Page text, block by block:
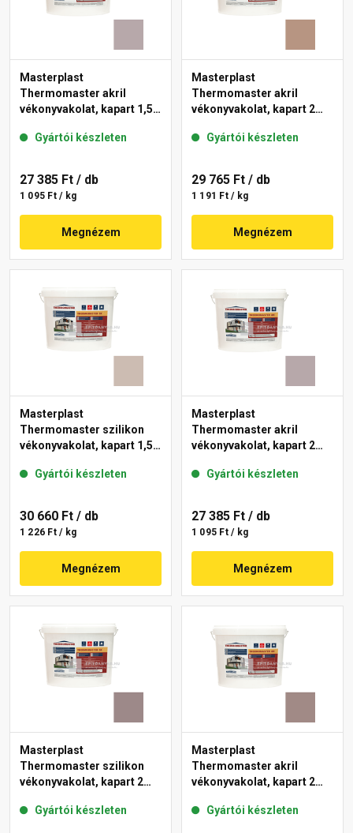
Masterplast
Thermomaster akril
vékonyvakolat, kapart 1,5
Gyártói készleten
27 385 Ft / db
1 095 Ft / kg
Megnézem
Masterplast
Thermomaster akril
vékonyvakolat, kapart 2
Gyártói készleten
29 765 Ft / db
1 191 Ft / kg
Megnézem
Masterplast
Thermomaster szilikon
vékonyvakolat, kapart 1,5
Gyártói készleten
30 660 Ft / db
1 226 Ft / kg
Megnézem
Masterplast
Thermomaster akril
vékonyvakolat, kapart 2
Gyártói készleten
27 385 Ft / db
1 095 Ft / kg
Megnézem
Masterplast
Thermomaster szilikon
vékonyvakolat, kapart 2
Gyártói készleten
Masterplast
Thermomaster akril
vékonyvakolat, kapart 2
Gyártói készleten